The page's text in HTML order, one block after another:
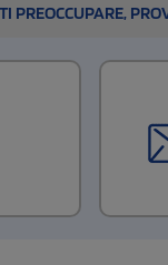
PREOCCUPARE,